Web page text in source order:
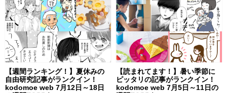
【週間ランキング！】夏休みの
自由研究記事がランクイン！
kodomoe web 7月12日～18日
【読まれてます！】暑い季節に
ピッタリの記事がランクイン！
kodomoe web 7月5日～11日の